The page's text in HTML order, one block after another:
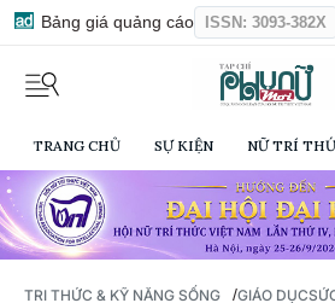
Bảng giá quảng cáo ISSN: 3093-382X
TRANG CHỦ SỰ KIỆN NỮ TRÍ
TRI THỨC & KỸ NĂNG SỐNG /GIÁO DỤC